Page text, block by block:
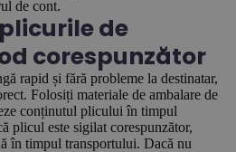
de cont.
de
corespunzător
rapid și fără probleme la destinatar,
Folosiți materiale de ambalare de
conținutul plicului în timpul
plicul este sigilat corespunzător,
în timpul transportului. Dacă nu